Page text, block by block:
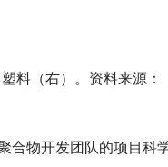
料（右）。资料来源：
合物开发团队的项目科